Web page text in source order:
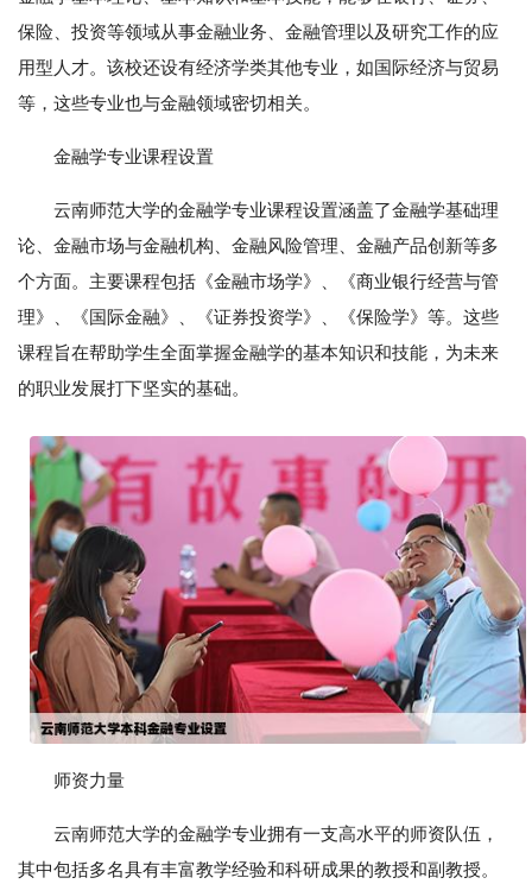
保险、投资等领域从事金融业务、金融管理以及研究工作的应
用型人才。该校还设有经济学类其他专业，如国际经济与贸易
等，这些专业也与金融领域密切相关。
金融学专业课程设置
云南师范大学的金融学专业课程设置涵盖了金融学基础理
论、金融市场与金融机构、金融风险管理、金融产品创新等多
个方面。主要课程包括《金融市场学》、《商业银行经营与管
理》、《国际金融》、《证券投资学》、《保险学》等。这些
课程旨在帮助学生全面掌握金融学的基本知识和技能，为未来
的职业发展打下坚实的基础。
师资力量
云南师范大学的金融学专业拥有一支高水平的师资队伍，
其中包括多名具有丰富教学经验和科研成果的教授和副教授。